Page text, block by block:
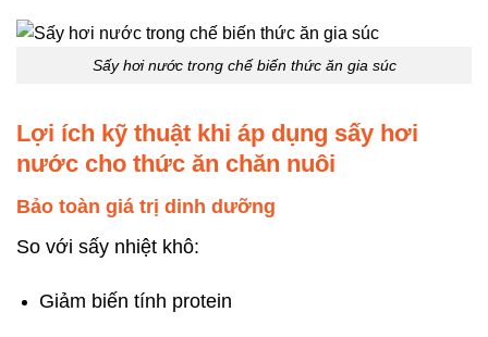
Sấy hơi nước trong chế biến thức ăn gia súc
Lợi ích kỹ thuật khi áp dụng sấy hơi
nước cho thức ăn chăn nuôi
Bảo toàn giá trị dinh dưỡng
So với sấy nhiệt khô:
Giảm biến tính protein